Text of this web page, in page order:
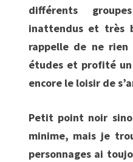
différents
inattendus et très
rappelle de ne
études et profité un
encore le loisir de
Petit point noir
minime, mais je
personnages ai